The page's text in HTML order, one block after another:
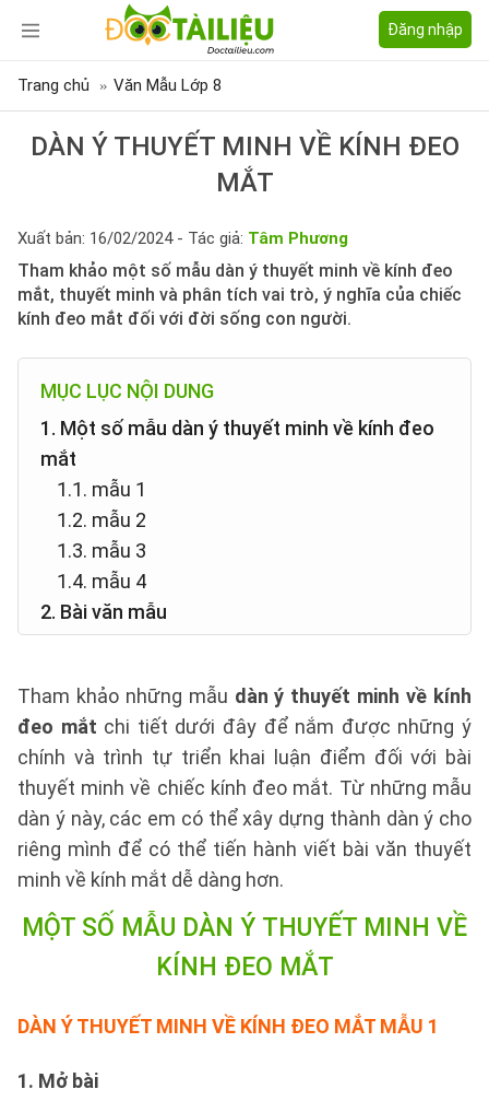
Đăng nhập
Trang chủ Văn Mẫu Lớp 8
DÀN Ý THUYẾT MINH VỀ KÍNH ĐEO
MẮT
Xuất bản: 16/02/2024 - Tác giả: Tâm Phương
Tham khảo một số mẫu dàn ý thuyết minh về kính đeo
mắt, thuyết minh và phân tích vai trò, ý nghĩa của chiếc
kính đeo mắt đối với đời sống con người.
MỤC LỤC NỘI DUNG
1. Một số mẫu dàn ý thuyết minh về kính đeo
mắt
1.1. mẫu 1
1.2. mẫu 2
1.3. mẫu 3
1.4. mẫu 4
2. Bài văn mẫu
Tham khảo những mẫu dàn ý thuyết minh về kính
đeo mắt chi tiết dưới đây để nắm được những ý
chính và trình tự triển khai luận điểm đối với bài
thuyết minh về chiếc kính đeo mắt. Từ những mẫu
dàn ý này, các em có thể xây dựng thành dàn ý cho
riêng mình để có thể tiến hành viết bài văn thuyết
minh về kính mắt dễ dàng hơn.
MỘT SỐ MẪU DÀN Ý THUYẾT MINH VỀ
KÍNH ĐEO MẮT
DÀN Ý THUYẾT MINH VỀ KÍNH ĐEO MẮT MẪU 1
1. Mở bài